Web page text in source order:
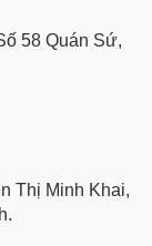
58 Quán Sứ,
Thị Minh Khai,